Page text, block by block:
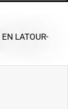
EN LATOUR-